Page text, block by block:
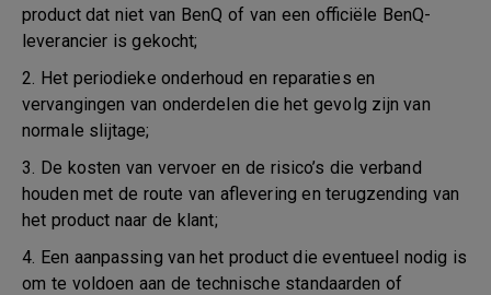
product dat niet van BenQ of van een officiële BenQ-
leverancier is gekocht;
2. Het periodieke onderhoud en reparaties en
vervangingen van onderdelen die het gevolg zijn van
normale slijtage;
3. De kosten van vervoer en de risico’s die verband
houden met de route van aflevering en terugzending van
het product naar de klant;
4. Een aanpassing van het product die eventueel nodig is
om te voldoen aan de technische standaarden of